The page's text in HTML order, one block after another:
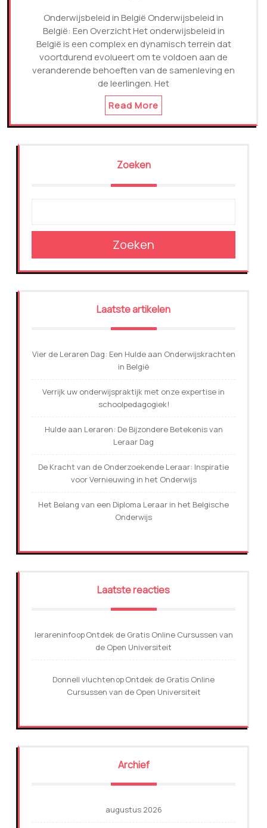
Onderwijsbeleid in België Onderwijsbeleid in
België: Een Overzicht Het onderwijsbeleid in
België is een complex en dynamisch terrein dat
voortdurend evolueert om te voldoen aan de
veranderende behoeften van de samenleving en
de leerlingen. Het
Read More
Zoeken
Zoeken
Laatste artikelen
Vier de Leraren Dag: Een Hulde aan Onderwijskrachten
in België
Verrijk uw onderwijspraktijk met onze expertise in
schoolpedagogiek!
Hulde aan Leraren: De Bijzondere Betekenis van
Leraar Dag
De Kracht van de Onderzoekende Leraar: Inspiratie
voor Vernieuwing in het Onderwijs
Het Belang van een Diploma Leraar in het Belgische
Onderwijs
Laatste reacties
lerareninfoopOntdek de Gratis Online Cursussen van
de Open Universiteit
Donnell vluchtenopOntdek de Gratis Online
Cursussen van de Open Universiteit
Archief
augustus 2026